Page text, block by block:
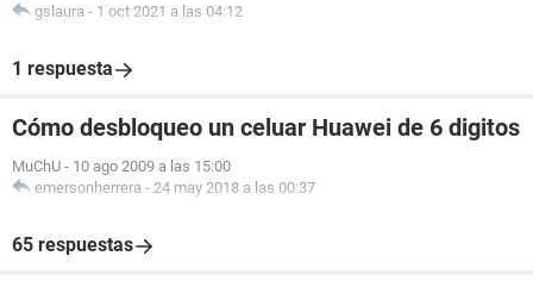
gslaura - 1 oct 2021 a las 04:12
1 respuesta
Cómo desbloqueo un celuar Huawei de 6 digitos
MuChU - 10 ago 2009 a las 15:00
emersonherrera - 24 may 2018 a las 00:37
65 respuestas